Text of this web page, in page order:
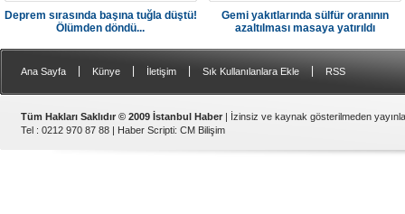
Deprem sırasında başına tuğla düştü!
Ölümden döndü...
Gemi yakıtlarında sülfür oranının
azaltılması masaya yatırıldı
Ana Sayfa Künye İletişim Sık Kullanılanlara Ekle RSS
Tüm Hakları Saklıdır © 2009 İstanbul Haber | İzinsiz ve kaynak gösterilmeden
Tel : 0212 970 87 88 | Haber Scripti: CM Bilişim